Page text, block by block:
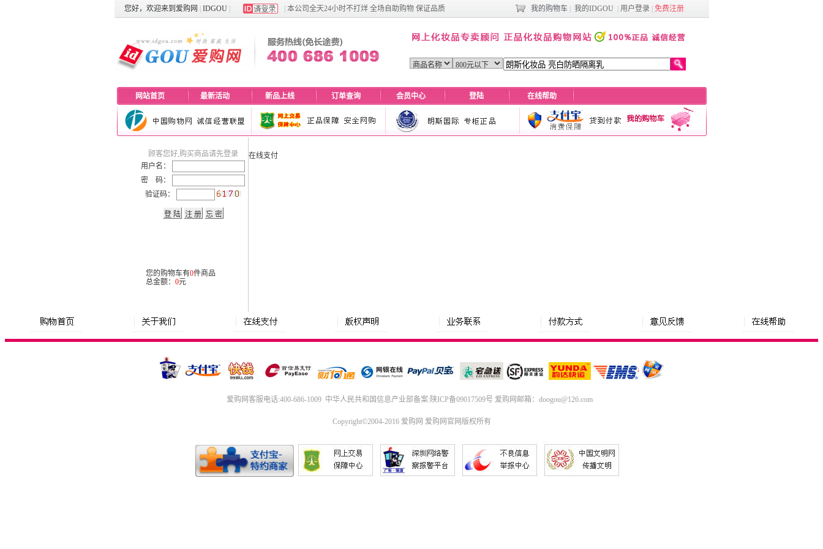
您好，欢迎来到 爱购网 IDGOU 本公司全天24小时不打烊 全场自助购物 保证品质 我的购物车 我的IDGOU 用户登录 免费注册
网站首页 最新活动 新品上线 订单查询 会员中心 登陆 在线帮助
顾客您好,购买商品请先登录
用户名：
密 码：
验证码：
您的购物车有0件商品
总金额： 0元
在线支付
爱购网 客服电话:400-686-1009 中华人民共和国信息产业部备案: 陕ICP备09017509号 爱购网 邮箱：doogou@126.com
Copyright©2004-2016 爱购网 爱购网官网版权所有